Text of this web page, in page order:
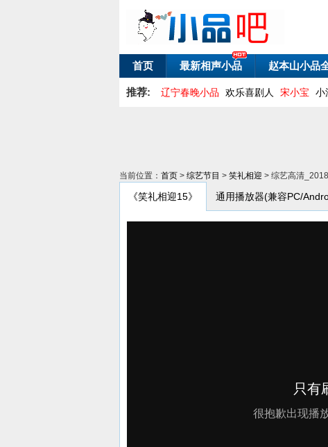
首页 最新相声小品 赵本山小品
推荐: 辽宁春晚小品 欢乐喜剧人 宋小宝 小
当前位置： 首页 > 综艺节目 > 笑礼相迎 > 综艺高清
《笑礼相迎15》 通用播放器(兼容PC/